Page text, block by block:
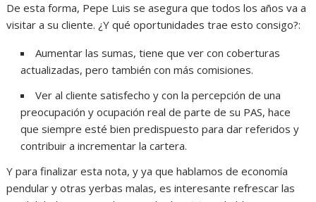
De esta forma, Pepe Luis se asegura que todos los años va a
visitar a su cliente. ¿Y qué oportunidades trae esto consigo?:
Aumentar las sumas, tiene que ver con coberturas
actualizadas, pero también con más comisiones.
Ver al cliente satisfecho y con la percepción de una
preocupación y ocupación real de parte de su PAS, hace
que siempre esté bien predispuesto para dar referidos y
contribuir a incrementar la cartera.
Y para finalizar esta nota, y ya que hablamos de economía
pendular y otras yerbas malas, es interesante refrescar las